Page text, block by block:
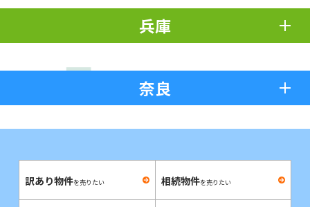
兵庫
奈良
訳あり物件を売りたい 相続物件を売りたい